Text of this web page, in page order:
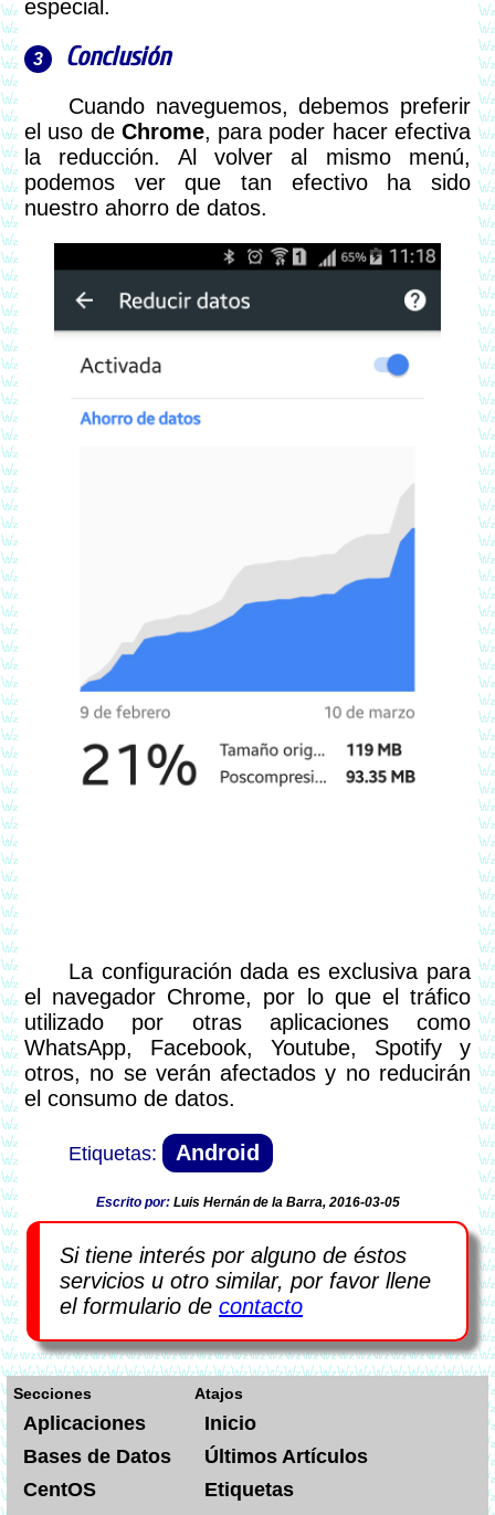
especial.
Conclusión
Cuando naveguemos, debemos preferir
el uso de Chrome, para poder hacer efectiva
la reducción. Al volver al mismo menú,
podemos ver que tan efectivo ha sido
nuestro ahorro de datos.
La configuración dada es exclusiva para
el navegador Chrome, por lo que el tráfico
utilizado por otras aplicaciones como
WhatsApp, Facebook, Youtube, Spotify y
otros, no se verán afectados y no reducirán
el consumo de datos.
Android
Escrito por: Luis Hernán de la Barra, 2016-03-05
Si tiene interés por alguno de éstos
servicios u otro similar, por favor llene
el formulario de contacto
Secciones
Aplicaciones
Bases de Datos
CentOS
Atajos
Inicio
Últimos Artículos
Etiquetas